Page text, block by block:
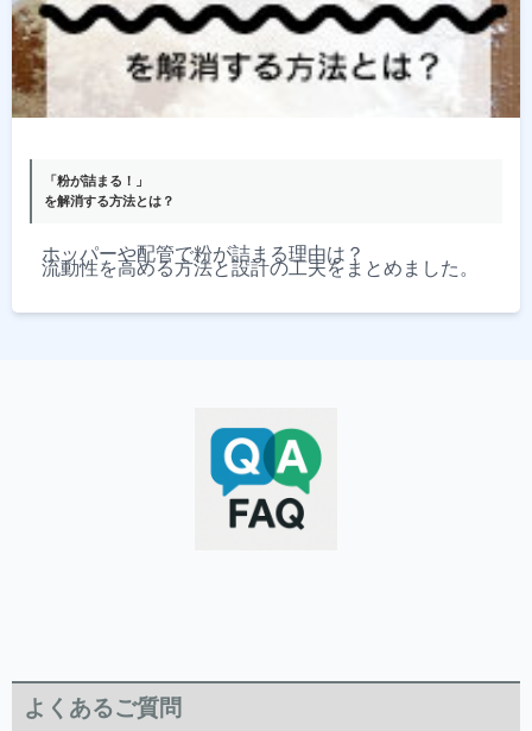
「粉が詰まる！」
を解消する方法とは？
ホッパーや配管で粉が詰まる理由は？
流動性を高める方法と設計の工夫をまとめました。
よくあるご質問